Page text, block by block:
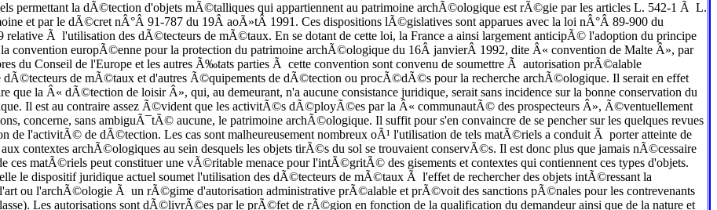
permettant la dÃ©tection d'objets mÃ©talliques qui appartiennent au patrimoine archÃ©ologique est rÃ©gie par les articles L. 542-1 Ã L.
et par le dÃ©cret nÂ°Â 91-787 du 19Â aoÃ»tÂ 1991. Ces dispositions lÃ©gislatives sont apparues avec la loi nÂ°Â 89-900 du
Ã l'utilisation des dÃ©tecteurs de mÃ©taux. En se dotant de cette loi, la France a ainsi largement anticipÃ© l'adoption du principe
convention europÃ©enne pour la protection du patrimoine archÃ©ologique du 16Â janvierÂ 1992, dite Â« convention de Malte Â», par
du Conseil de l'Europe et les autres Ã‰tats parties Ã cette convention sont convenu de soumettre Ã autorisation prÃ©alable
de mÃ©taux et d'autres Ã©quipements de dÃ©tection ou procÃ©dÃ©s pour la recherche archÃ©ologique. Il serait en effet
que la Â« dÃ©tection de loisir Â», qui, au demeurant, n'a aucune consistance juridique, serait sans incidence sur la bonne conservation du
Il est au contraire assez Ã©vident que les activitÃ©s dÃ©ployÃ©es par la Â« communautÃ© des prospecteurs Â», Ã©ventuellement
concerne, sans ambiguÃ¯tÃ© aucune, le patrimoine archÃ©ologique. Il suffit pour s'en convaincre de se pencher sur les quelques revues
de l'activitÃ© de dÃ©tection. Les cas sont malheureusement nombreux oÃ¹ l'utilisation de tels matÃ©riels a conduit Ã porter atteinte de
contextes archÃ©ologiques au sein desquels les objets tirÃ©s du sol se trouvaient conservÃ©s. Il est donc plus que jamais nÃ©cessaire
ces matÃ©riels peut constituer une vÃ©ritable menace pour l'intÃ©gritÃ© des gisements et contextes qui contiennent ces types d'objets.
le dispositif juridique actuel soumet l'utilisation des dÃ©tecteurs de mÃ©taux Ã l'effet de rechercher des objets intÃ©ressant la
ou l'archÃ©ologie Ã un rÃ©gime d'autorisation administrative prÃ©alable et prÃ©voit des sanctions pÃ©nales pour les contrevenants
Les autorisations sont dÃ©livrÃ©es par le prÃ©fet de rÃ©gion en fonction de la qualification du demandeur ainsi que de la nature et